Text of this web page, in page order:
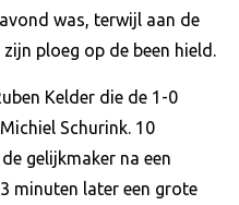
was, terwijl aan de
ploeg op de been hield.
Kelder die de 1-0
Schurink. 10
gelijkmaker na een
minuten later een grote